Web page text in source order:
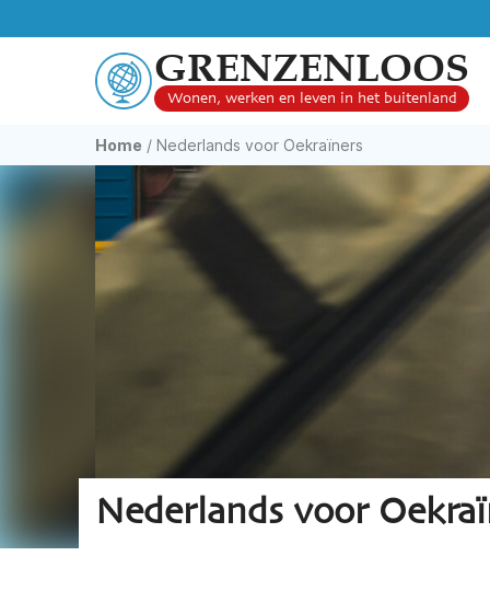
GRENZENLOOS
Wonen, werken en leven in het buitenland
Home / Nederlands voor Oekraïners
Nederlands voor